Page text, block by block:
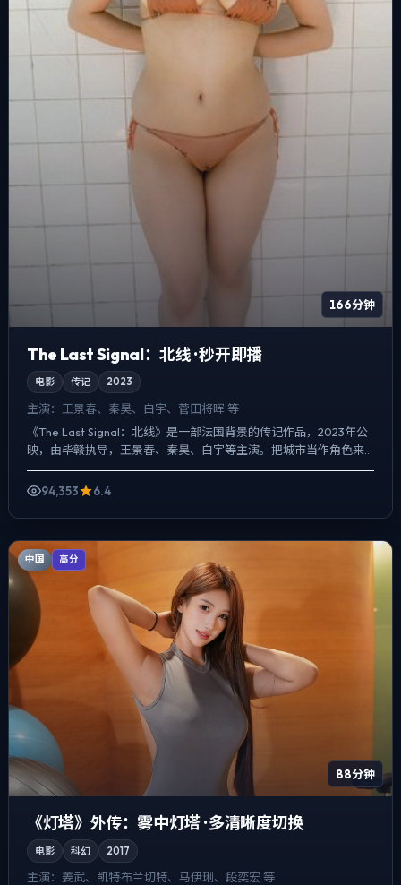
166分钟
The Last Signal：北线 · 秒开即播
电影 传记 2023
主演： 王景春、秦昊、白宇、菅田将晖 等
《The Last Signal：北线》是一部法国背景的传记作品，2023年公
映，由毕赣执导，王景春、秦昊、白宇等主演。把城市当作角色来
写，夜景与雨声贯穿全片，人物在道德灰区反...
94,353
6.4
中国 高分
88分钟
《灯塔》外传：雾中灯塔 · 多清晰度切换
电影 科幻 2017
主演： 姜武、凯特·布兰切特、马伊琍、段奕宏 等